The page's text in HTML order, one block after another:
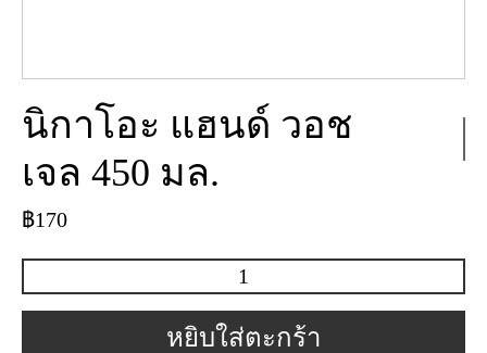
นิกาโอะ แฮนด์ วอช
เจล 450 มล.
฿170
นิ
หยิบใส่ตะกร้า